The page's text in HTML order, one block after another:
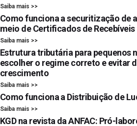
Saiba mais >>
Como funciona a securitização de
meio de Certificados de Recebíveis
Saiba mais >>
Estrutura tributária para pequenos
escolher o regime correto e evitar
crescimento
Saiba mais >>
Como funciona a Distribuição de
Saiba mais >>
KGD na revista da ANFAC: Pró-